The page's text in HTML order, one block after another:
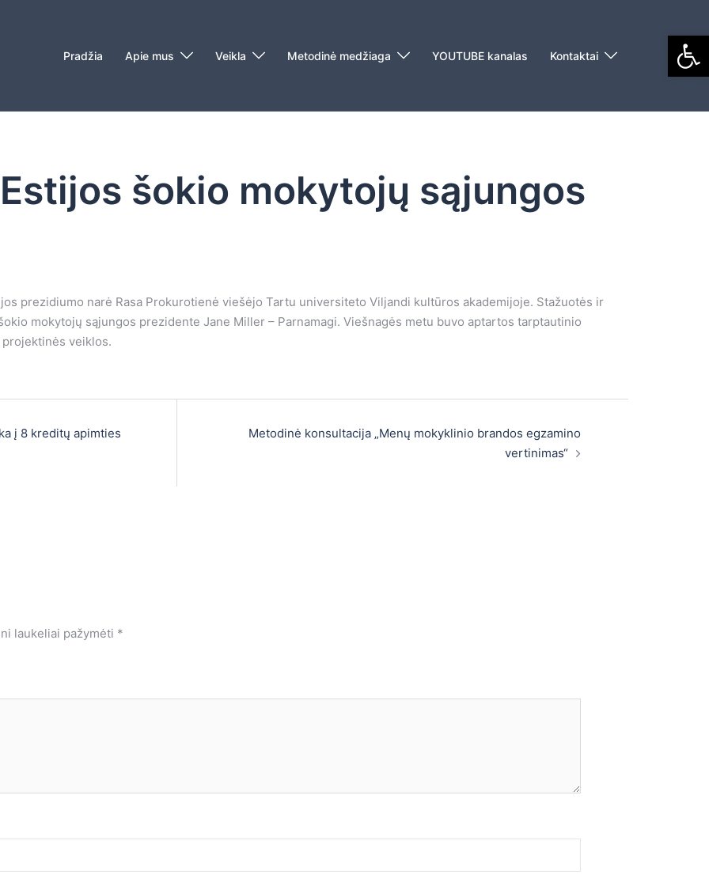
Pradžia Apie mus Veikla Metodinė medžiaga YOUTUBE kanalas Kontaktai
šokio mokytojų sąjungos
prezidiumo narė Rasa Prokurotienė viešėjo Tartu universiteto Viljandi kultūros akademijoje. Stažuotės ir
mokytojų sąjungos prezidente Jane Miller – Parnamagi. Viešnagės metu buvo aptartos tarptautinio
veiklos.
į 8 kreditų apimties
Metodinė konsultacija „Menų mokyklinio brandos egzamino
vertinimas“
laukeliai pažymėti *